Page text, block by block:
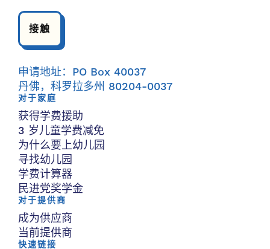
接触
申请地址：PO Box 40037
丹佛，科罗拉多州 80204-0037
对于家庭
获得学费援助
3 岁儿童学费减免
为什么要上幼儿园
寻找幼儿园
学费计算器
民进党奖学金
对于提供商
成为供应商
当前提供商
快速链接